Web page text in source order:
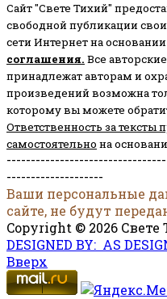
Сайт "Свете Тихий"
свободной публикации
сети Интернет на основании
соглашения. Все
принадлежат авторам и
произведений возможна
которому вы можете
Ответственность за
самостоятельно на
--------------------
Ваши персональные
сайте, не будут
Copyright © 2026 Свете
DESIGNED BY: AS
Вверх